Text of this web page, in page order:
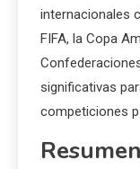
internacionales
FIFA, la Copa
significativas
competiciones